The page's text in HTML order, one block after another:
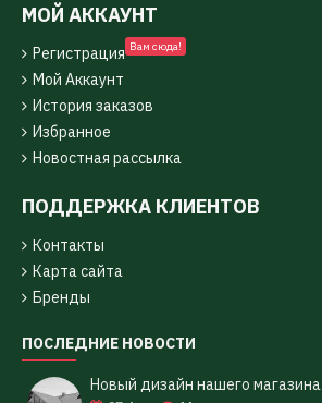
МОЙ АККАУНТ
Регистрация Вам сюда!
Мой Аккаунт
История заказов
Избранное
Новостная рассылка
ПОДДЕРЖКА КЛИЕНТОВ
Контакты
Карта сайта
Бренды
ПОСЛЕДНИЕ НОВОСТИ
Новый дизайн нашего магазина